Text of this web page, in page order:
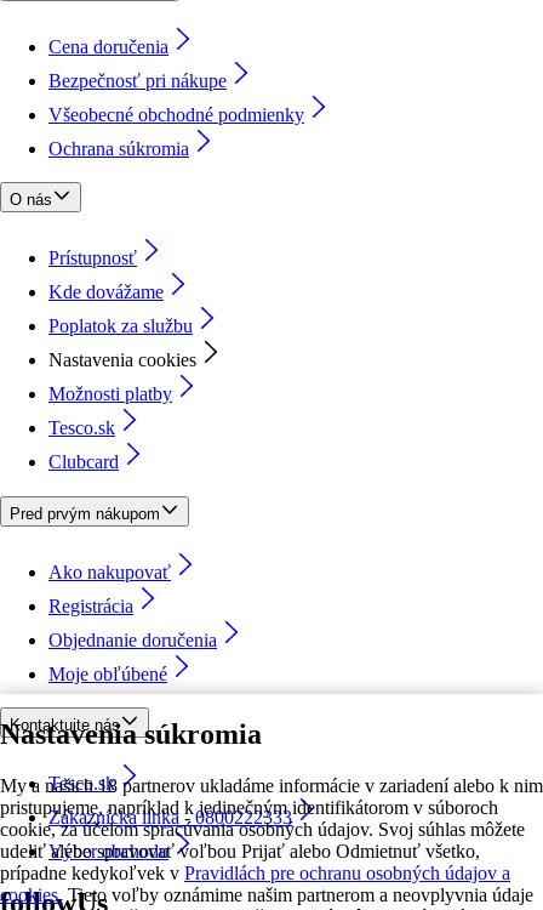
Nastavenia súkromia
My a našich 18 partnerov ukladáme informácie v zariadení alebo k nim
pristupujeme, napríklad k jedinečným identifikátorom v súboroch
cookie, za účelom spracúvania osobných údajov. Svoj súhlas môžete
udeliť alebo spravovať voľbou Prijať alebo Odmietnuť všetko,
prípadne kedykoľvek v Pravidlách pre ochranu osobných údajov a
cookies. Tieto voľby oznámime našim partnerom a neovplyvnia údaje
Cena doručenia
Bezpečnosť pri nákupe
Všeobecné obchodné podmienky
Ochrana súkromia
O nás
Prístupnosť
Kde dovážame
Poplatok za službu
Nastavenia cookies
Možnosti platby
Tesco.sk
Clubcard
Pred prvým nákupom
Ako nakupovať
Registrácia
Objednanie doručenia
Moje obľúbené
Kontaktujte nás
Tesco.sk
Zákaznícka linka - 0800222333
Výber obchodu
followUs